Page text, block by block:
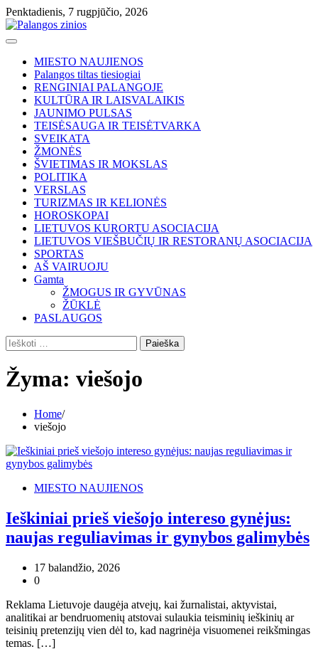
Skip
to
content
Penktadienis, 7 rugpjūčio, 2026
MIESTO NAUJIENOS
Palangos tiltas tiesiogiai
RENGINIAI PALANGOJE
KULTŪRA IR LAISVALAIKIS
JAUNIMO PULSAS
TEISĖSAUGA IR TEISĖTVARKA
SVEIKATA
ŽMONĖS
ŠVIETIMAS IR MOKSLAS
POLITIKA
VERSLAS
TURIZMAS IR KELIONĖS
HOROSKOPAI
LIETUVOS KURORTU ASOCIACIJA
LIETUVOS VIEŠBUČIŲ IR RESTORANŲ ASOCIACIJA
SPORTAS
AŠ VAIRUOJU
Gamta
ŽMOGUS IR GYVŪNAS
ŽŪKLĖ
PASLAUGOS
Ieškoti:
Žyma: viešojo
Home
viešojo
MIESTO NAUJIENOS
Ieškiniai prieš viešojo intereso gynėjus:
naujas reguliavimas ir gynybos galimybės
17 balandžio, 2026
0
Reklama Lietuvoje daugėja atvejų, kai žurnalistai, aktyvistai,
analitikai ar bendruomenių atstovai sulaukia teisminių ieškinių ar
teisinių pretenzijų vien dėl to, kad nagrinėja visuomenei reikšmingas
temas. […]